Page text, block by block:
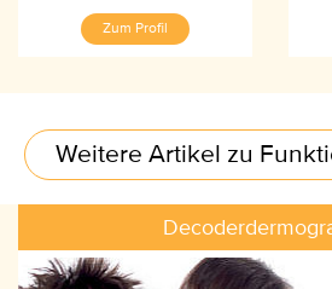
Zum Profil
Weitere Artikel zu